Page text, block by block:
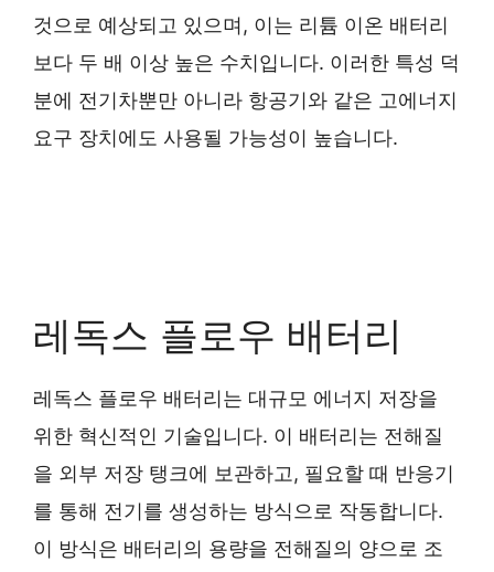
것으로 예상되고 있으며, 이는 리튬 이온 배터리
보다 두 배 이상 높은 수치입니다. 이러한 특성 덕
분에 전기차뿐만 아니라 항공기와 같은 고에너지
요구 장치에도 사용될 가능성이 높습니다.
레독스 플로우 배터리
레독스 플로우 배터리는 대규모 에너지 저장을
위한 혁신적인 기술입니다. 이 배터리는 전해질
을 외부 저장 탱크에 보관하고, 필요할 때 반응기
를 통해 전기를 생성하는 방식으로 작동합니다.
이 방식은 배터리의 용량을 전해질의 양으로 조